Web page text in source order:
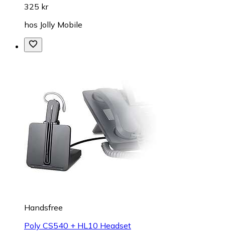
325 kr
hos Jolly Mobile
Handsfree
Poly CS540 + HL10 Headset